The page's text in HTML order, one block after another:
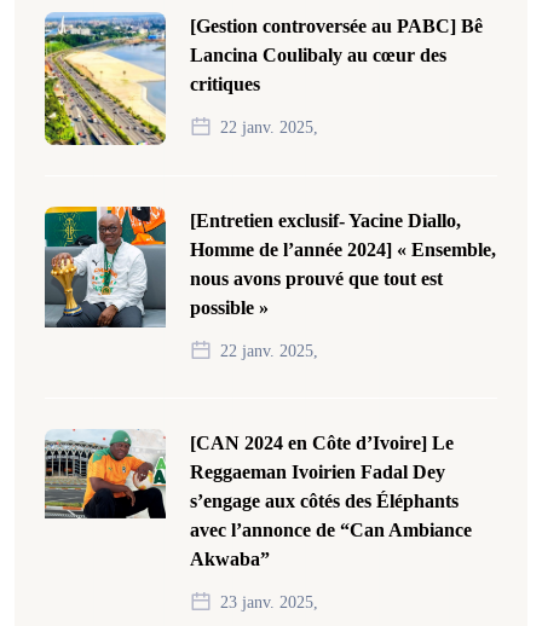
[Gestion controversée au PABC] Bê
Lancina Coulibaly au cœur des
critiques
22 janv. 2025,
[Entretien exclusif- Yacine Diallo,
Homme de l’année 2024] « Ensemble,
nous avons prouvé que tout est
possible »
22 janv. 2025,
[CAN 2024 en Côte d’Ivoire] Le
Reggaeman Ivoirien Fadal Dey
s’engage aux côtés des Éléphants
avec l’annonce de “Can Ambiance
Akwaba”
23 janv. 2025,